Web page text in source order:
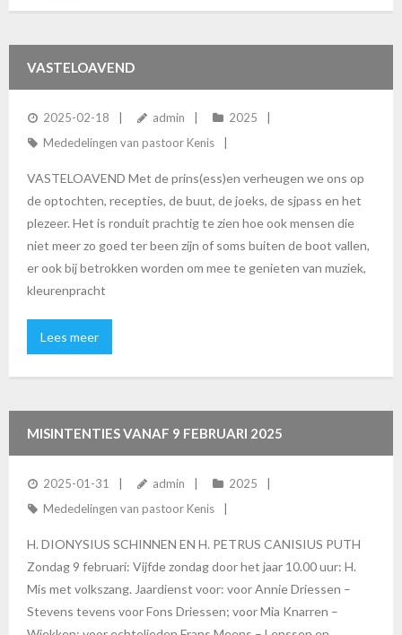
VASTELOAVEND
2025-02-18 admin
2025
Mededelingen van pastoor Kenis
VASTELOAVEND Met de prins(ess)en verheugen we ons op
de optochten, recepties, de buut, de joeks, de sjpass en het
plezeer. Het is ronduit prachtig te zien hoe ook mensen die
niet meer zo goed ter been zijn of soms buiten de boot vallen,
er ook bij betrokken worden om mee te genieten van muziek,
kleurenpracht
Lees meer
MISINTENTIES VANAF 9 FEBRUARI 2025
2025-01-31 admin
2025
Mededelingen van pastoor Kenis
H. DIONYSIUS SCHINNEN EN H. PETRUS CANISIUS PUTH
Zondag 9 februari: Vijfde zondag door het jaar 10.00 uur: H.
Mis met volkszang. Jaardienst voor: voor Annie Driessen –
Stevens tevens voor Fons Driessen; voor Mia Knarren –